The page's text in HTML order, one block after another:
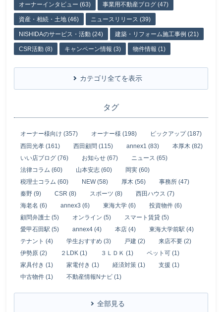
オーナーインタビュー (63) 事業用不動産ブログ (47)
資産・相続・土地 (46) ニュースリリース (39)
NISHIDAのサービス・活動 (24) 建築・リフォーム施工事例 (21)
CSR活動 (8) キャンペーン情報 (3) 物件情報 (1)
カテゴリ全てを表示
タグ
オーナー様向け (357) オーナー様 (198)
ピックアップ (187)
西田光孝 (161)
西田顧問 (115) annex1 (83)
本厚木 (82)
いい店ブログ (76)
お知らせ (67)
ニュース (65)
法律コラム (60)
山本安志 (60)
岡実 (60)
税理士コラム (60)
NEW (58) 厚木 (56)
事務所 (47)
秦野 (9)
CSR (8) スポーツ (8)
西田ハウス (7)
海老名 (6)
annex3 (6) 東海大学 (6)
投資物件 (6)
顧問弁護士 (5)
オンライン (5)
スマート賃貸 (5)
愛甲石田駅 (5)
annex4 (4) 本店 (4)
東海大学前駅 (4)
テナント (4)
学生おすすめ (3) 戸建 (2)
来店不要 (2)
伊勢原 (2)
２LDK (1) ３ＬＤＫ (1)
ペット可 (1)
家具付き (1)
家電付き (1) 経済対策 (1)
支援 (1)
中古物件 (1)
不動産情報Nナビ (1)
全部見る